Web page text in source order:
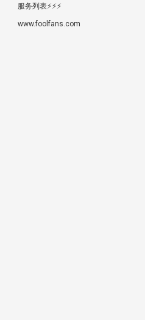
服务列表⚡️⚡️⚡️
www.foolfans.com